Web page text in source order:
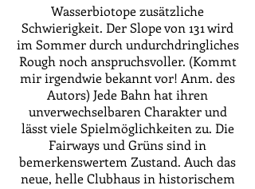
Wasserbiotope zusätzliche
Schwierigkeit. Der Slope von 131 wird
im Sommer durch undurchdringliches
Rough noch anspruchsvoller. (Kommt
mir irgendwie bekannt vor! Anm. des
Autors) Jede Bahn hat ihren
unverwechselbaren Charakter und
lässt viele Spielmöglichkeiten zu. Die
Fairways und Grüns sind in
bemerkenswertem Zustand. Auch das
neue, helle Clubhaus in historischem